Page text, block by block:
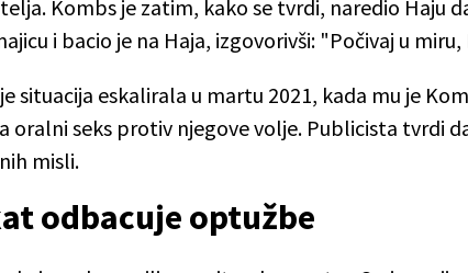
Kombs je zatim, kako se tvrdi, naredio Haju
i bacio je na Haja, izgovorivši: "Počivaj u miru,
situacija eskalirala u martu 2021, kada mu je
oralni seks protiv njegove volje. Publicista tvrdi
misli.
odbacuje optužbe